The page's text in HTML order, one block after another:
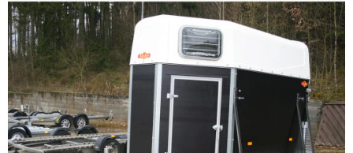
je
0,0
z
5
hvězdiček.